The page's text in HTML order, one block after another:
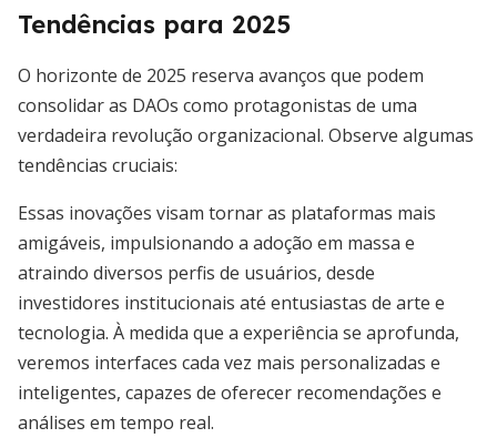
Tendências para 2025
O horizonte de 2025 reserva avanços que podem
consolidar as DAOs como protagonistas de uma
verdadeira revolução organizacional. Observe algumas
tendências cruciais:
Essas inovações visam tornar as plataformas mais
amigáveis, impulsionando a adoção em massa e
atraindo diversos perfis de usuários, desde
investidores institucionais até entusiastas de arte e
tecnologia. À medida que a experiência se aprofunda,
veremos interfaces cada vez mais personalizadas e
inteligentes, capazes de oferecer recomendações e
análises em tempo real.